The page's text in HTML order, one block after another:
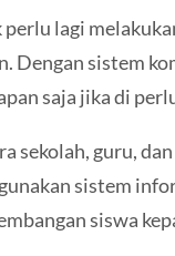
lagi
Dengan sistem
saja jika di
sekolah, guru,
sistem
siswa